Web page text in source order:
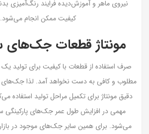
نیروی ماهر و آموزش‌دیده فرایند رنگ‌آمیزی
کیفیت ممکن انجام می‌شود.
مونتاژ قطعات جک‌های
صرف استفاده از قطعات با کیفیت برای تولید
مطلوب و کافی به دست نخواهد آمد. لذا جک‌های
دقیق مونتاژ برای تکمیل مراحل تولید استفاده
مهمی در افزایش طول عمر جک‌‌های پارکینگی
می‌شود. برای همین سایر جک‌های موجود در